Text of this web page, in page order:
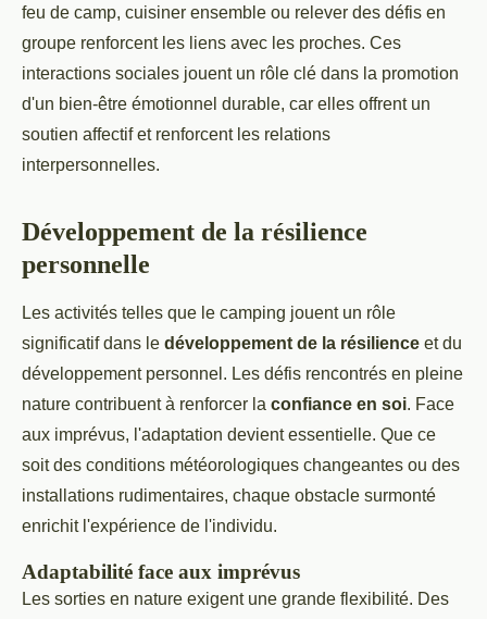
feu de camp, cuisiner ensemble ou relever des défis en
groupe renforcent les liens avec les proches. Ces
interactions sociales jouent un rôle clé dans la promotion
d'un bien-être émotionnel durable, car elles offrent un
soutien affectif et renforcent les relations
interpersonnelles.
Développement de la résilience
personnelle
Les activités telles que le camping jouent un rôle
significatif dans le développement de la résilience et du
développement personnel. Les défis rencontrés en pleine
nature contribuent à renforcer la confiance en soi. Face
aux imprévus, l'adaptation devient essentielle. Que ce
soit des conditions météorologiques changeantes ou des
installations rudimentaires, chaque obstacle surmonté
enrichit l'expérience de l'individu.
Adaptabilité face aux imprévus
Les sorties en nature exigent une grande flexibilité. Des